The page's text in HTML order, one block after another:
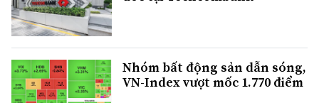
Nhóm bất động sản dẫn sóng,
VN-Index vượt mốc 1.770 điểm